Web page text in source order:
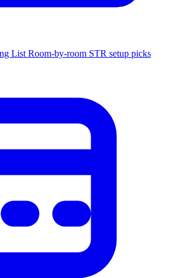
List Room-by-room STR setup picks